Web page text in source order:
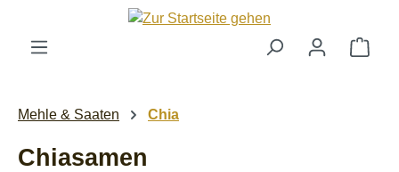
Zum Hauptinhalt springen
Mehle & Saaten Chia
Chiasamen